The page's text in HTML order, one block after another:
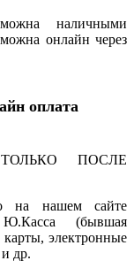
наличными
онлайн через
оплата
ТОЛЬКО ПОСЛЕ
на нашем сайте
(бывшая
электронные
др.